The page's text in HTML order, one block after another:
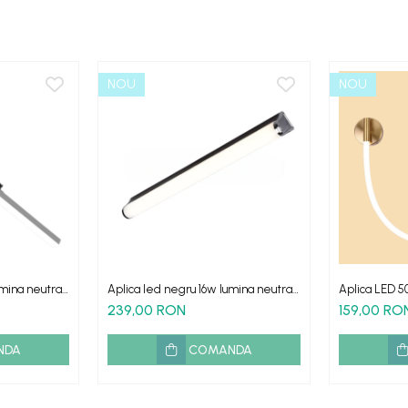
neutra
NOU
Aplica led negru 16w lumina neutra
GARDA
239,00 RON
COMANDA
NOU
Aplica LED
calda, rece,
159,00